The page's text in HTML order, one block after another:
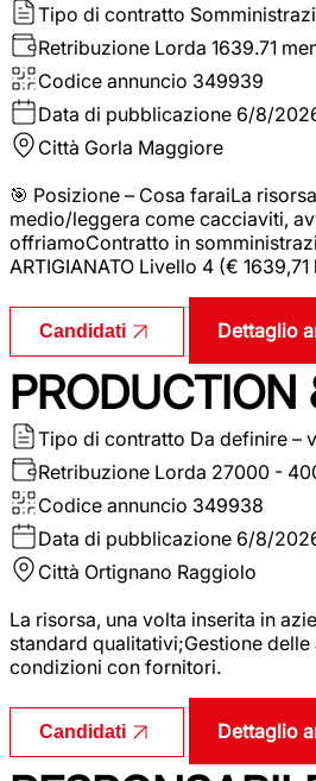
Tipo di contratto
Retribuzione Lorda 1639.71
Codice annuncio 349939
Data di pubblicazione 6/8/
Città Gorla Maggiore
🎯 Posizione – Cosa faraiLa
medio/leggera come cacciaviti,
offriamoContratto in
ARTIGIANATO Livello 4 (€
Candidati Dettaglio
PRODUCTION
Tipo di contratto Da definire –
Retribuzione Lorda 27000 -
Codice annuncio 349938
Data di pubblicazione 6/8/
Città Ortignano Raggiolo
La risorsa, una volta inserita in
standard qualitativi;Gestione
condizioni con fornitori.
Candidati Dettaglio